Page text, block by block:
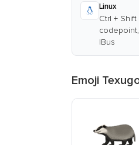
Linux
Ctrl +
IBus
Emoji